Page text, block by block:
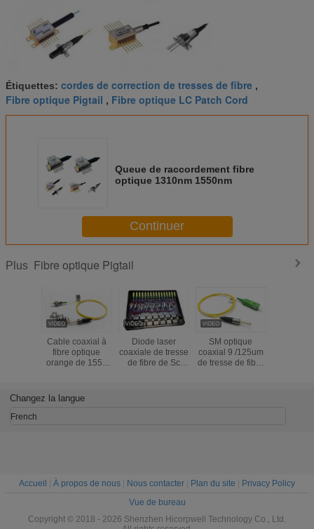
Étiquettes: cordes de correction de tresses de fibre ,
Fibre optique Pigtail , Fibre optique LC Patch Cord
Queue de raccordement fibre
optique 1310nm 1550nm
Continuer
Plus Fibre optique Pigtail
Cable coaxial à
fibre optique
orange de 1550
Diode laser
coaxiale de tresse
de fibre de Sc
SM optique
coaxial 9 /125um
de tresse de fibre
Changez la langue
French
Accueil À propos de nous Nous contacter Plan du site
Privacy Policy
Vue de bureau
Copyright © 2018 - 2026 Shenzhen Hicorpwell Technology Co., Ltd.